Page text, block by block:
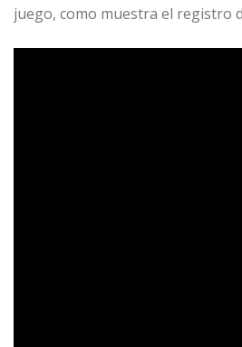
juego, como muestra el registro